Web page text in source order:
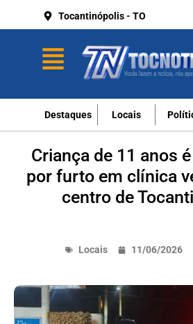
Tocantinópolis - TO
Destaques Locais
Criança de 11 anos
por furto em clínica
centro de
Locais 11/06/2026